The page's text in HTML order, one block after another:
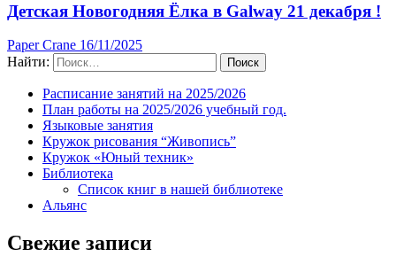
Детская Новогодняя Ёлка в Galway 21 декабря !
Paper Crane 16/11/2025
Найти:
Расписание занятий на 2025/2026
План работы на 2025/2026 учебный год.
Языковые занятия
Кружок рисования “Живопись”
Кружок «Юный техник»
Библиотека
Список книг в нашей библиотеке
Альянс
Свежие записи